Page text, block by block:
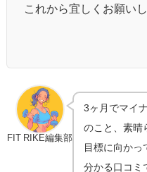
これから宜しくお願いし
FIT RIKE編集部
3ヶ月でマイ
のこと、素晴
目標に向かっ
分かる口コミ